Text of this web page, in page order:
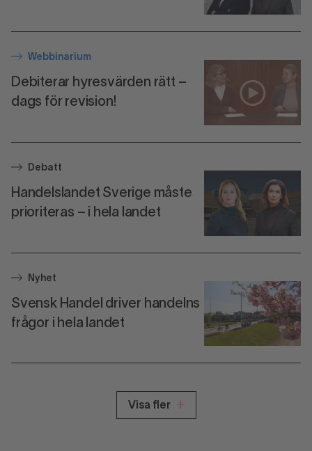
Webbinarium
Debiterar hyresvärden rätt –
dags för revision!
Debatt
Handelslandet Sverige måste
prioriteras – i hela landet
Nyhet
Svensk Handel driver handelns
frågor i hela landet
Visa fler